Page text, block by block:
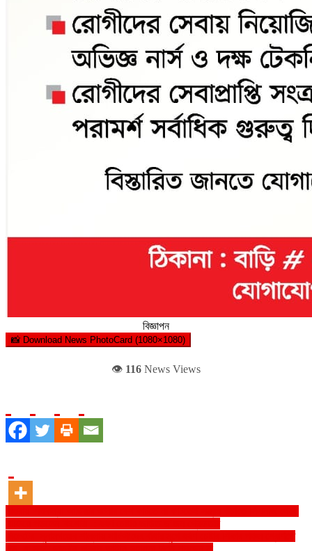
বিজ্ঞাপন
📸 Download News PhotoCard (1080×1080)
👁️ 116 News Views
Post
navigation